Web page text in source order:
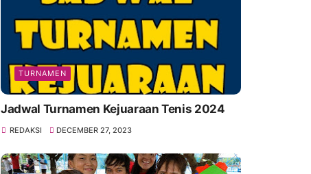
TURNAMEN
Jadwal Turnamen Kejuaraan Tenis 2024
REDAKSI DECEMBER 27, 2023